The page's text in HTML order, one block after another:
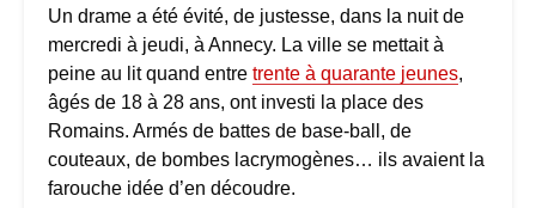
Un drame a été évité, de justesse, dans la nuit de
mercredi à jeudi, à Annecy. La ville se mettait à
peine au lit quand entre trente à quarante jeunes,
âgés de 18 à 28 ans, ont investi la place des
Romains. Armés de battes de base-ball, de
couteaux, de bombes lacrymogènes… ils avaient la
farouche idée d’en découdre.